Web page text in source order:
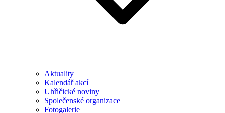
Aktuality
Kalendář akcí
Uhřičické noviny
Společenské organizace
Fotogalerie